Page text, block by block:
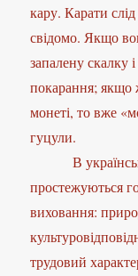
кару. Карати
свідомо. Якщо
запалену скалку
покарання; якщо
монеті, то вже
гуцули.
В
простежуються
виховання:
трудовий